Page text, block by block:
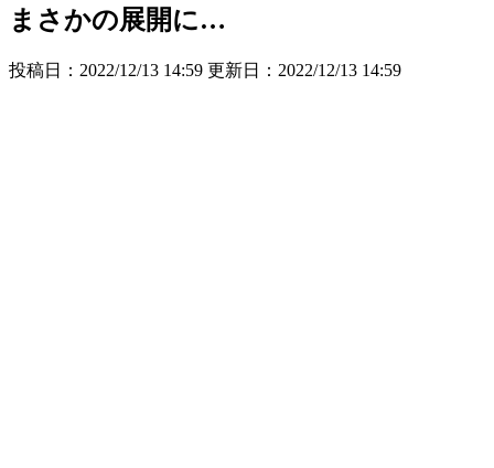
まさかの展開に…
投稿日：2022/12/13 14:59 更新日： 2022/12/13 14:59